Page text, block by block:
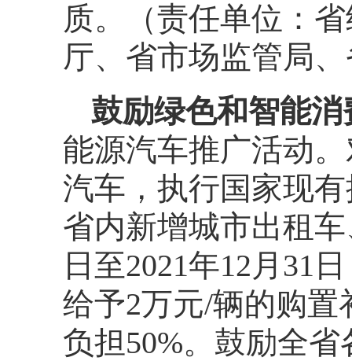
质。（责任单位：
厅、省市场监管局
鼓励绿色和智能消
能源汽车推广活动
汽车，执行国家现
省内新增城市出租
日至2021年12月31
给予2万元/辆的购
负担50%。鼓励全